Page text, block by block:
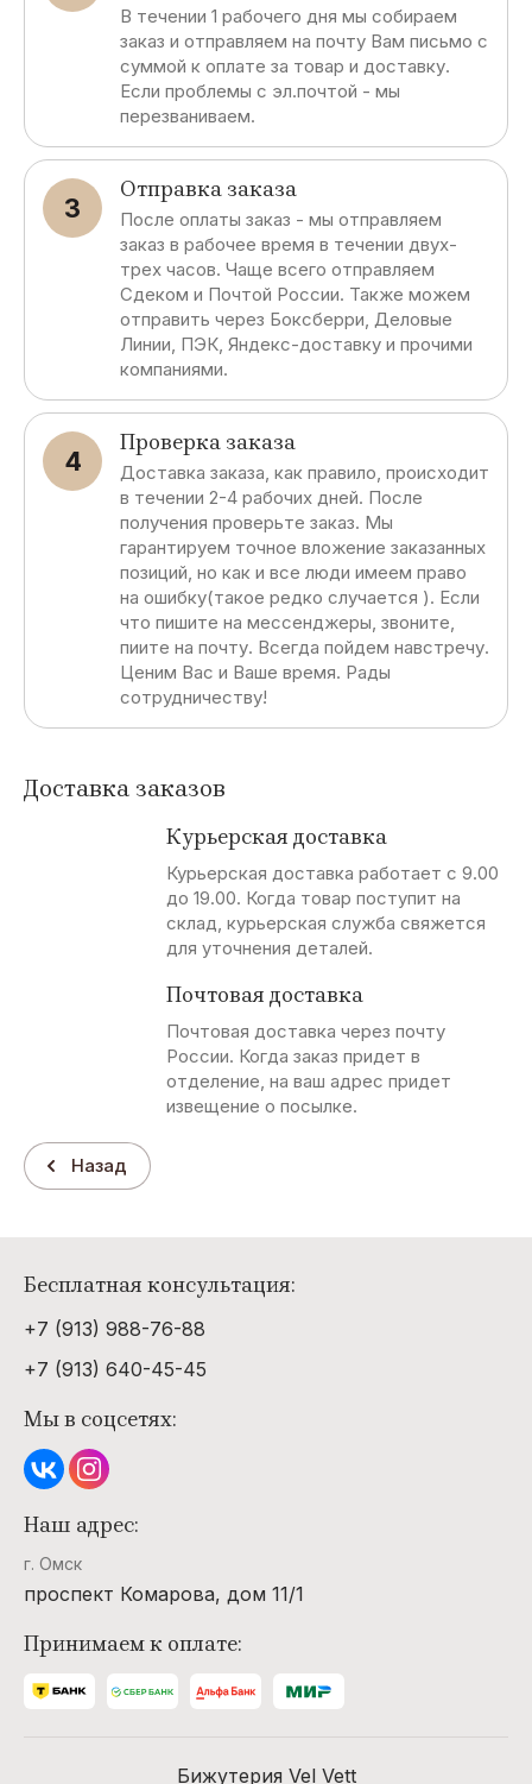
В течении 1 рабочего дня мы собираем
заказ и отправляем на почту Вам письмо с
суммой к оплате за товар и доставку.
Если проблемы с эл.почтой - мы
перезваниваем.
3
Отправка заказа
После оплаты заказ - мы отправляем
заказ в рабочее время в течении двух-
трех часов. Чаще всего отправляем
Сдеком и Почтой России. Также можем
отправить через Боксберри, Деловые
Линии, ПЭК, Яндекс-доставку и прочими
компаниями.
4
Проверка заказа
Доставка заказа, как правило, происходит
в течении 2-4 рабочих дней. После
получения проверьте заказ. Мы
гарантируем точное вложение заказанных
позиций, но как и все люди имеем право
на ошибку(такое редко случается ). Если
что пишите на мессенджеры, звоните,
пиите на почту. Всегда пойдем навстречу.
Ценим Вас и Ваше время. Рады
сотрудничеству!
Доставка заказов
Курьерская доставка
Курьерская доставка работает с 9.00
до 19.00. Когда товар поступит на
склад, курьерская служба свяжется
для уточнения деталей.
Почтовая доставка
Почтовая доставка через почту
России. Когда заказ придет в
отделение, на ваш адрес придет
извещение о посылке.
Назад
Бесплатная консультация:
+7 (913) 988-76-88
+7 (913) 640-45-45
Мы в соцсетях:
Наш адрес:
г. Омск
проспект Комарова, дом 11/1
Принимаем к оплате:
Бижутерия Vel Vett